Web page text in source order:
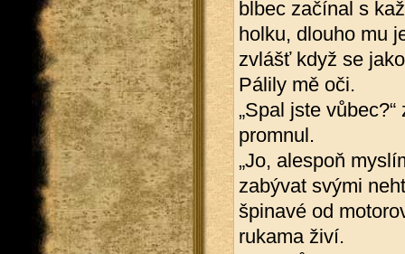
blbec začínal s
holku, dlouho mu
zvlášť když se
Pálily mě oči.
„Spal jste
promnul.
„Jo, alespoň
zabývat svými
špinavé od
rukama živí.